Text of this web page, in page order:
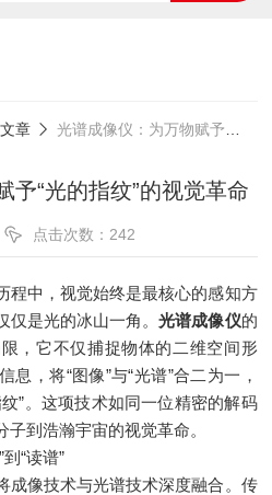
章 光谱成像仪：为万物赋予“光的指纹”的视觉革命
予“光的指纹”的视觉革命
点击次数：242
中，视觉始终是最核心的感知方
仅是光的冰山一角。光谱成像仪的
，它不仅捕捉物体的二维空间形
，将“图像”与“光谱”合二为一，
”。这项技术如同一位精密的解码
到浩瀚宇宙的视觉革命。
“读谱”
像技术与光谱技术深度融合。传